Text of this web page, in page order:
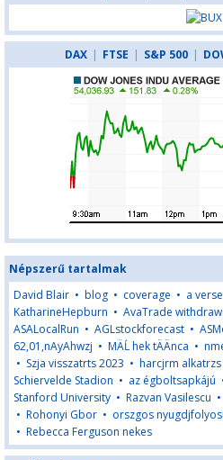
DAX | FTSE | S&P 500 |
Népszerű tartalmak
David Blair • blog • coverage • a
KatharineHepburn • AvaTrade
ASALocalRun • AGLstockforecast •
62,01,nAyAhwzj • MÄĹ hek tÄÄnca •
• Szja visszatrts 2023 • harcjrm alkatrzs
Schiervelde Stadion • az égboltsapkájú
Stanford University • Razvan Vasilescu •
• Rohonyi Gbor • orszgos
• Rebecca Ferguson nekes